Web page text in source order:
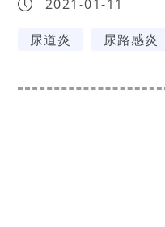
2021-01-11
尿道炎
尿路感炎